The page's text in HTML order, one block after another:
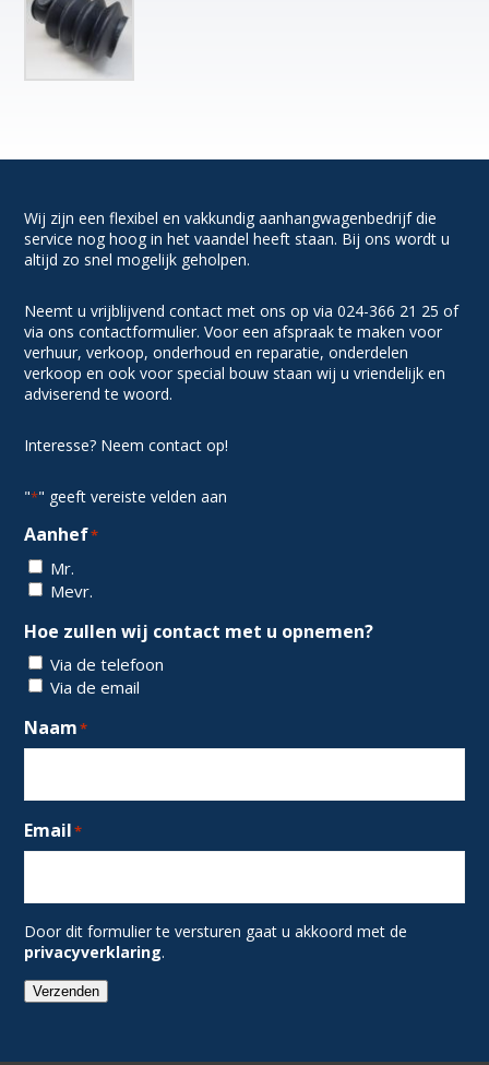
Wij zijn een flexibel en vakkundig aanhangwagenbedrijf die
service nog hoog in het vaandel heeft staan. Bij ons wordt u
altijd zo snel mogelijk geholpen.
Neemt u vrijblijvend contact met ons op via 024-366 21 25 of
via ons contactformulier. Voor een afspraak te maken voor
verhuur, verkoop, onderhoud en reparatie, onderdelen
verkoop en ook voor special bouw staan wij u vriendelijk en
adviserend te woord.
Interesse? Neem contact op!
"*" geeft vereiste velden aan
Aanhef*
Mr.
Mevr.
Hoe zullen wij contact met u opnemen?
Via de telefoon
Via de email
Naam*
Email*
Door dit formulier te versturen gaat u akkoord met de
privacyverklaring.
Verzenden